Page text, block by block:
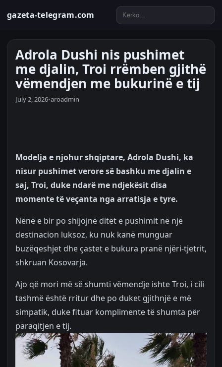
gazeta-telegram.com
Adrola Dushi nis pushimet
me djalin, Troi rrëmben gjithë
vëmendjen me bukurinë e tij
July 2, 2026•aroadmin
Modelja e njohur shqiptare, Adrola Dushi, ka
nisur pushimet verore së bashku me djalin e
saj, Troi, duke ndarë me ndjekësit disa
momente të veçanta nga arratisja e tyre.
Nënë e bir po shijojnë ditët e pushimit në një
destinacion luksoz, ku nuk kanë munguar
buzëqeshjet dhe çastet e bukura pranë njëri-tjetrit,
shkruan Kosovarja.
Ajo që mori më së shumti vëmendje ishte Troi, i cili
tashmë është rritur dhe po duket gjithnjë e më
simpatik, duke fituar komplimente të shumta për
paraqitjen e tij.